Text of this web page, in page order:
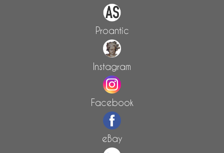
Proantic
Instagram
Facebook
eBay